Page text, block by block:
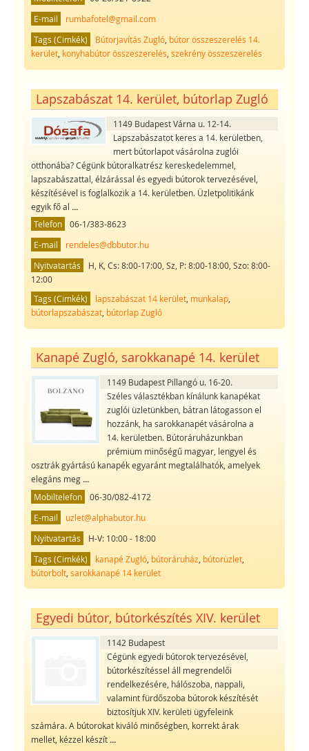
E-mail
rumbafotel@gmail.com
Tags (Cimkék)
Bútorjavítás Zugló, bútor összeszerelés 14.
kerület, konyhabútor összeszerelés szekrény összeszerelés
Lapszabászat 14. kerület, bútorlap Zugló
1149 Budapest Várna u. 12-14.
Lapszabászatot keres a 14. kerületben,
mert bútorlapot vásárolna zuglói
otthonába? Cégünk bútoralkatrész kereskedelemmel,
lapszabászattal, élzárással és egyedi bútorok tervezésével,
készítésével is foglalkozik a 14. kerületben. Üzletpolitikánk
egyik fő al ...
Telefon
06-1/383-8623
E-mail
rendeles@dbbutor.hu
Nyitvatartás
H, K, Cs: 8:00-17:00, Sz, P: 8:00-18:00, Szo: 8:00-
12:00
Tags (Cimkék)
lapszabászat 14 kerület, munkalap,
bútorlapszabászat, bútorlap Zugló
Kanapé Zugló, sarokkanapé 14. kerület
1149 Budapest Pillangó u. ​​16-20.
Széles választékban kínálunk kanapékat
zuglói üzletünkben, bátran látogasson el
hozzánk, ha sarokkanapét vásárolna a
14. kerületben. Bútoráruházunkban
prémium minőségű magyar, lengyel és
osztrák gyártású kanapék egyaránt megtalálhatók, amelyek
elegáns meg...
Mobiltelefon
06-30/082-4172
E-mail
uzlet@alphabutor.hu
Nyitvatartás
H-V: 10:00 - 18:00
Tags (Cimkék)
kanapé Zugló, bútoráruház bútorüzlet,
bútorbolt, sarokkanapé 14 kerület
Egyedi bútor, bútorkészítés XIV. kerület
1142 Budapest
Cégünk egyedi bútorok tervezésével,
bútorkészítéssel áll megrendelői
rendelkezésére, hálószoba, nappali,
valamint fürdőszoba bútorok készítését
biztosítjuk XIV. kerületi ügyfeleink
számára. A bútorokat kiváló minőségben, korrekt árak
mellet, kézzel készít...